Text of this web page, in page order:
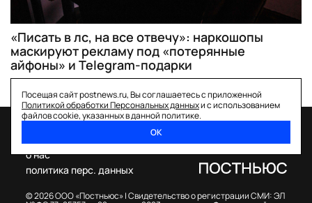
«Писать в лс, на все отвечу»: наркошопы
маскируют рекламу под «потерянные
айфоны» и Telegram-подарки
Посещая сайт postnews.ru, Вы соглашаетесь с приложенной
Политикой обработки Персональных данныхи с использованием
файлов cookie, указанных в данной политике.
ОК
© 2026 ООО «Постньюс» |Свидетельство о регистрации СМИ: ЭЛ
о нас
политика перс. данных